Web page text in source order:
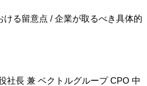
る留意点 / 企業が取るべき具体的
社長 兼 ベクトルグループ CPO 中